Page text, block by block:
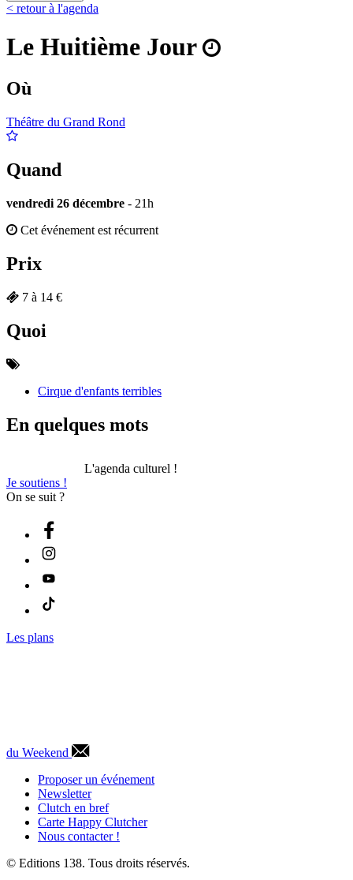
< retour à l'agenda
Le Huitième Jour
Où
Théâtre du Grand Rond
Quand
vendredi 26 décembre - 21h
Cet événement est récurrent
Prix
7 à 14 €
Quoi
Cirque d'enfants terribles
En quelques mots
L'agenda culturel !
Je soutiens !
On se suit ?
Les plans
du Weekend
Proposer un événement
Newsletter
Clutch en bref
Carte Happy Clutcher
Nous contacter !
© Editions 138. Tous droits réservés.